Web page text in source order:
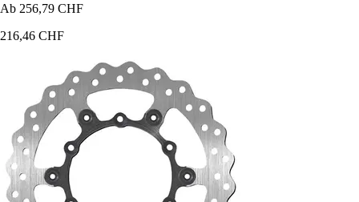
Ab 256,79 CHF
216,46 CHF